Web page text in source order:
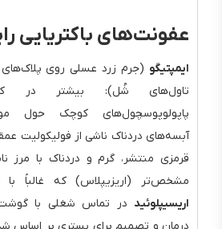
عفونت‌های باکتریایی
ایمپتیگو (جرم زرد عسلی روی پلاک‌های
تاول‌های شُل): بیشتر در
پاپولوپوسچول‌های کوچک حول
آبسه‌های دردناک ناشی از فولیکولیت
قرمزی منتشر، گرم و دردناک با
مشخص‌تر (اریزیپلاس) که غالباً
اریسیپلوئید در تماس شغلی با